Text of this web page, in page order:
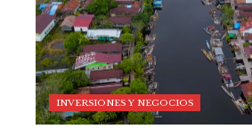
INVERSIONES Y NEGOCIOS